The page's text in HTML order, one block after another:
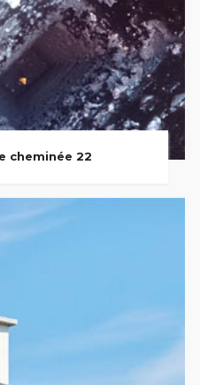
cheminée 22